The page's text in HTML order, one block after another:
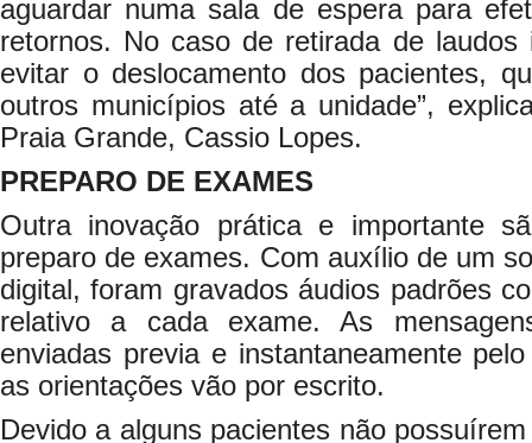
aguardar numa sala de espera para
retornos. No caso de retirada de laudos
evitar o deslocamento dos pacientes,
outros municípios até a unidade”,
Praia Grande, Cassio Lopes.
PREPARO DE EXAMES
Outra inovação prática e importante
preparo de exames. Com auxílio de um
digital, foram gravados áudios padrões
relativo a cada exame. As
enviadas previa e instantaneamente
as orientações vão por escrito.
Devido a alguns pacientes não